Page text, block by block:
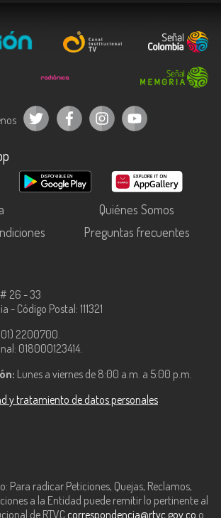
Quiénes Somos
Preguntas frecuentes
# 26 - 33
- Código Postal: 111321
2200700.
018000123414.
Lunes a viernes de 8:00 a.m. a 5:00 p.m.
y tratamiento de datos personales
Para radicar Peticiones, Quejas, Reclamos,
a la Entidad puede remitir lo pertinente al
de RTVC correspondencia@rtvc.gov.co o